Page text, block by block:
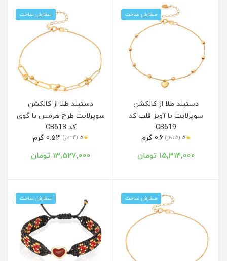
سفارش ساخت
دستبند طلا از کالکشن
سوپرلایت با آویز قلب کد
CB619
★
5 (5 نظر) 0.6 گرم
15,314,000 تومان
سفارش ساخت
دستبند طلا از کالکشن
سوپرلایت طرح هرمس با گوی
کد CB618
★
5 (4 نظر)
13,527,000 تومان
سفارش ساخت سفارش ساخت